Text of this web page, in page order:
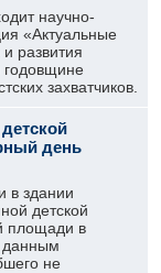
научно-
«Актуальные
развития
годовщине
захватчиков.
день
в здании
детской
площади в
данным
не